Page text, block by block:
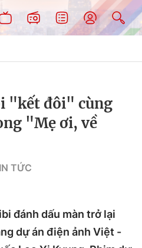
"kết đôi" cùng
"Mẹ ơi, về
TỨC
đánh dấu màn trở lại
dự án điện ảnh Việt -